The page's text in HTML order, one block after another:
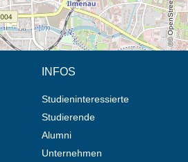
INFOS
Studieninteressierte
Studierende
Alumni
Unternehmen